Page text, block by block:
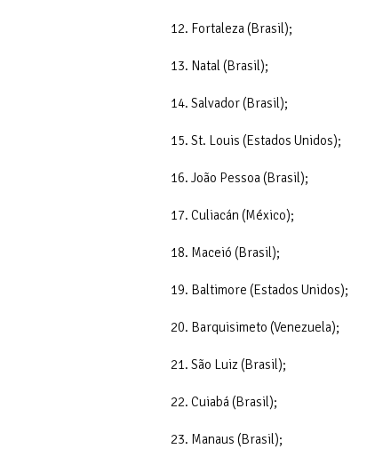
12. Fortaleza (Brasil);
13. Natal (Brasil);
14. Salvador (Brasil);
15. St. Louis (Estados Unidos);
16. João Pessoa (Brasil);
17. Culiacán (México);
18. Maceió (Brasil);
19. Baltimore (Estados Unidos);
20. Barquisimeto (Venezuela);
21. São Luiz (Brasil);
22. Cuiabá (Brasil);
23. Manaus (Brasil);